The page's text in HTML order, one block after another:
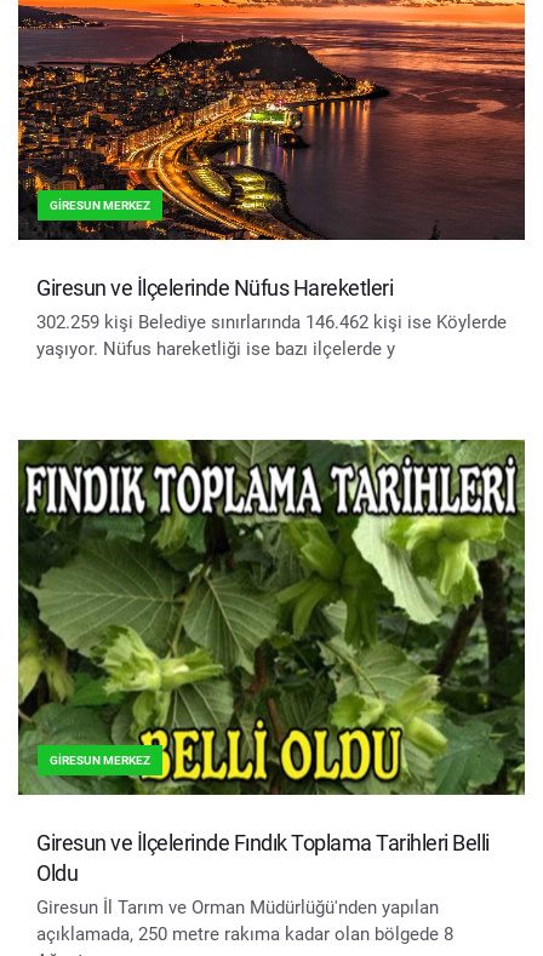
GIRESUN MERKEZ
Giresun ve İlçelerinde Nüfus Hareketleri
302.259 kişi Belediye sınırlarında 146.462 kişi ise Köylerde
yaşıyor. Nüfus hareketliği ise bazı ilçelerde y
GIRESUN MERKEZ
Giresun ve İlçelerinde Fındık Toplama Tarihleri Belli
Oldu
Giresun İl Tarım ve Orman Müdürlüğü'nden yapılan
açıklamada, 250 metre rakıma kadar olan bölgede 8